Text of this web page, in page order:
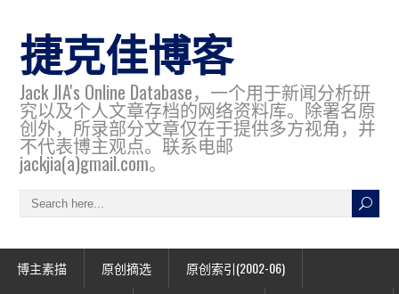
捷克佳博客
Jack JIA's Online Database，一个用于新闻分析研
究以及个人文章存档的网络资料库。除署名原
创外，所录部分文章仅在于提供多方视角，并
不代表博主观点。联系电邮
jackjia(a)gmail.com。
博主素描 原创摘选 原创索引(2002-06)